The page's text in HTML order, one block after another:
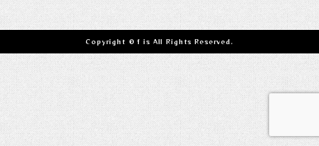
Copyright © f is All Rights Reserved.